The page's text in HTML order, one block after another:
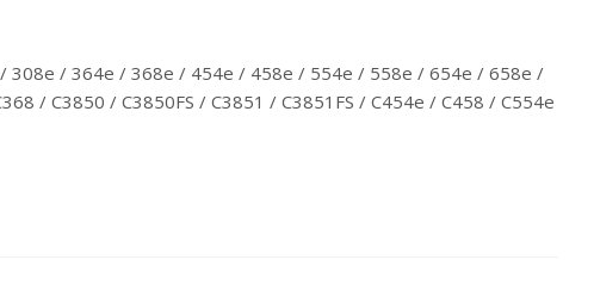
/ 364e / 368e / 454e / 458e / 554e / 558e / 654e / 658e /
/ C3850 / C3850FS / C3851 / C3851FS / C454e / C458 / C554e